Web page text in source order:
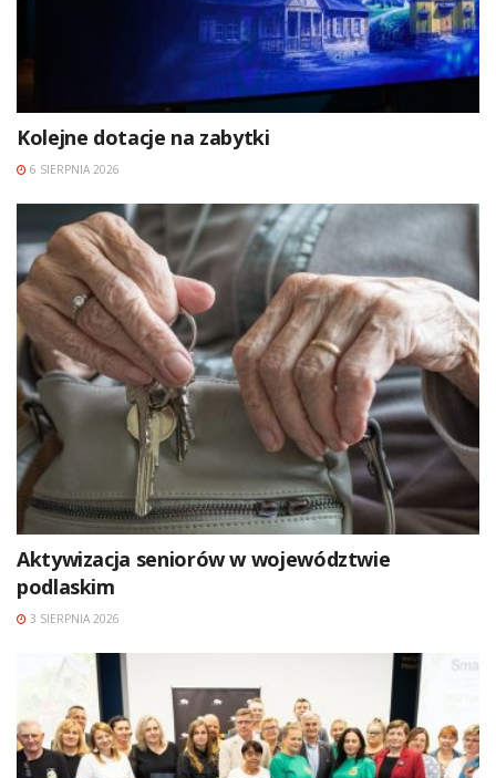
Kolejne dotacje na zabytki
6 SIERPNIA 2026
Aktywizacja seniorów w województwie
podlaskim
3 SIERPNIA 2026